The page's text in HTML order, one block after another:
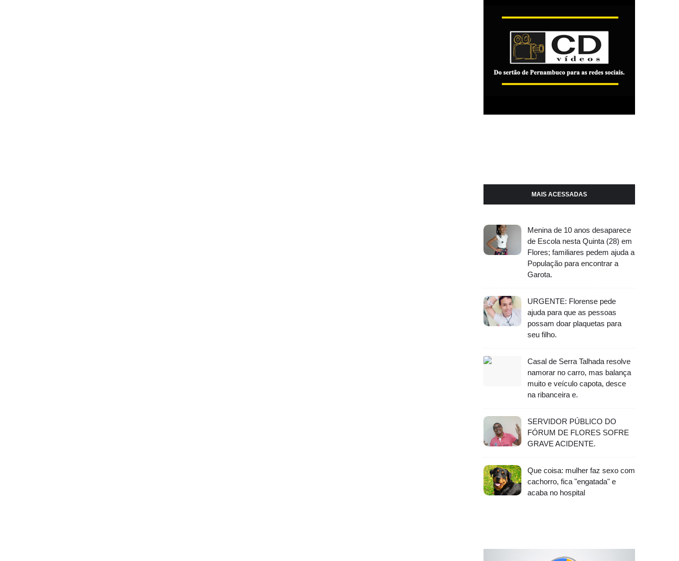
MAIS ACESSADAS
Menina de 10 anos desaparece
de Escola nesta Quinta (28) em
Flores; familiares pedem ajuda a
População para encontrar a
Garota.
URGENTE: Florense pede
ajuda para que as pessoas
possam doar plaquetas para
seu filho.
Casal de Serra Talhada resolve
namorar no carro, mas balança
muito e veículo capota, desce
na ribanceira e.
SERVIDOR PÚBLICO DO
FÓRUM DE FLORES SOFRE
GRAVE ACIDENTE.
Que coisa: mulher faz sexo com
cachorro, fica "engatada" e
acaba no hospital